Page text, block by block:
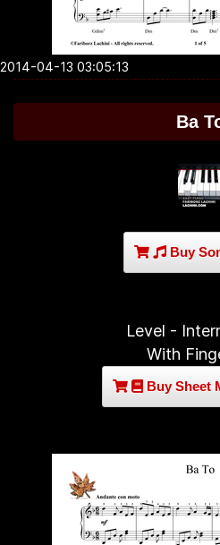
2014-04-13 03:05:13
Ba
Buy
Level -
With
Buy Sheet